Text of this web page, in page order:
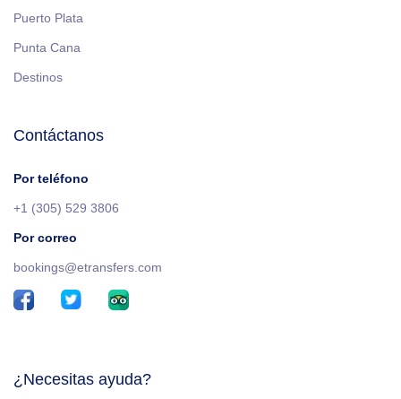
Puerto Plata
Punta Cana
Destinos
Contáctanos
Por teléfono
+1 (305) 529 3806
Por correo
bookings@etransfers.com
¿Necesitas ayuda?